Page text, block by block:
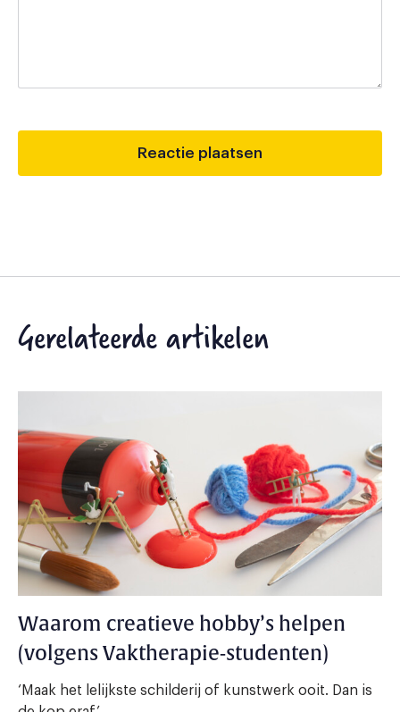
Gerelateerde artikelen
Waarom creatieve hobby’s helpen
(volgens Vaktherapie-studenten)
‘Maak het lelijkste schilderij of kunstwerk ooit. Dan is